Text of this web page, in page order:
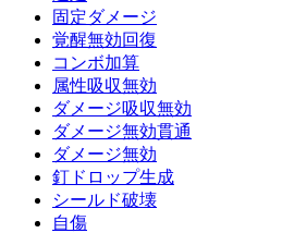
固定ダメージ
覚醒無効回復
コンボ加算
属性吸収無効
ダメージ吸収無効
ダメージ無効貫通
ダメージ無効
釘ドロップ生成
シールド破壊
自傷